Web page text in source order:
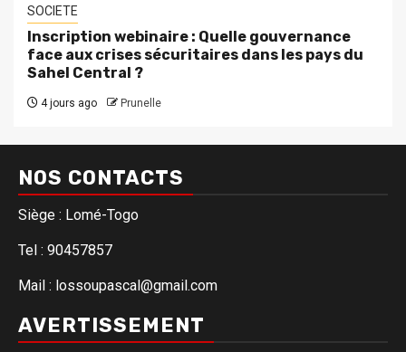
SOCIETE
Inscription webinaire : Quelle gouvernance
face aux crises sécuritaires dans les pays du
Sahel Central ?
4 jours ago Prunelle
NOS CONTACTS
Siège : Lomé-Togo
Tel : 90457857
Mail : lossoupascal@gmail.com
AVERTISSEMENT